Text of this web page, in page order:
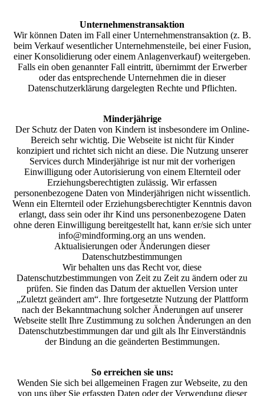
Unternehmenstransaktion
Wir können Daten im Fall einer Unternehmenstransaktion (z. B.
beim Verkauf wesentlicher Unternehmensteile, bei einer Fusion,
einer Konsolidierung oder einem Anlagenverkauf) weitergeben.
Falls ein oben genannter Fall eintritt, übernimmt der Erwerber
oder das entsprechende Unternehmen die in dieser
Datenschutzerklärung dargelegten Rechte und Pflichten.
Minderjährige
Der Schutz der Daten von Kindern ist insbesondere im Online-
Bereich sehr wichtig. Die Webseite ist nicht für Kinder
konzipiert und richtet sich nicht an diese. Die Nutzung unserer
Services durch Minderjährige ist nur mit der vorherigen
Einwilligung oder Autorisierung von einem Elternteil oder
Erziehungsberechtigten zulässig. Wir erfassen
personenbezogene Daten von Minderjährigen nicht wissentlich.
Wenn ein Elternteil oder Erziehungsberechtigter Kenntnis davon
erlangt, dass sein oder ihr Kind uns personenbezogene Daten
ohne deren Einwilligung bereitgestellt hat, kann er/sie sich unter
info@mindforming.org an uns wenden.
Aktualisierungen oder Änderungen dieser
Datenschutzbestimmungen
Wir behalten uns das Recht vor, diese
Datenschutzbestimmungen von Zeit zu Zeit zu ändern oder zu
prüfen. Sie finden das Datum der aktuellen Version unter
„Zuletzt geändert am“. Ihre fortgesetzte Nutzung der Plattform
nach der Bekanntmachung solcher Änderungen auf unserer
Webseite stellt Ihre Zustimmung zu solchen Änderungen an den
Datenschutzbestimmungen dar und gilt als Ihr Einverständnis
der Bindung an die geänderten Bestimmungen.
So erreichen sie uns:
Wenden Sie sich bei allgemeinen Fragen zur Webseite, zu den
von uns über Sie erfassten Daten oder der Verwendung dieser